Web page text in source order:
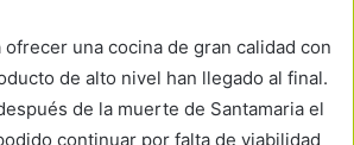
una cocina de gran calidad con
de alto nivel han llegado al final.
de la muerte de Santamaria el
continuar por falta de viabilidad